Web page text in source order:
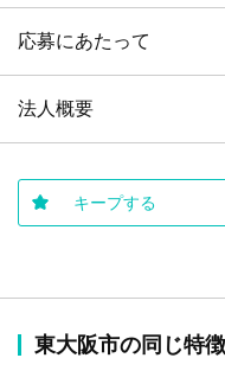
応募にあたって
法人概要
キープする
東大阪市の同じ特